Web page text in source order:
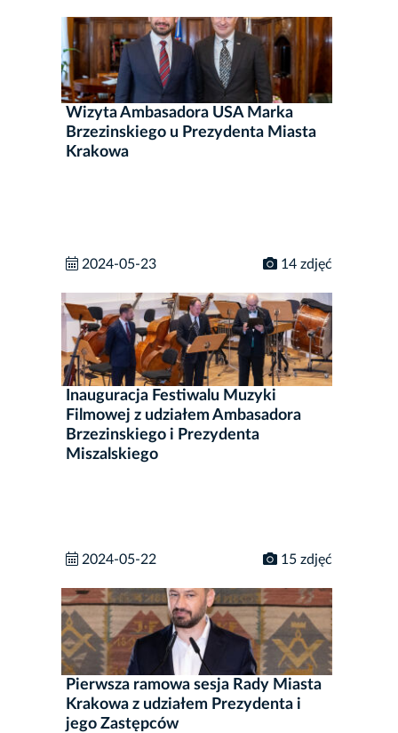
Wizyta Ambasadora USA Marka
Brzezinskiego u Prezydenta Miasta
Krakowa
2024-05-23 14 zdjęć
Inauguracja Festiwalu Muzyki
Filmowej z udziałem Ambasadora
Brzezinskiego i Prezydenta
Miszalskiego
2024-05-22 15 zdjęć
Pierwsza ramowa sesja Rady Miasta
Krakowa z udziałem Prezydenta i
jego Zastępców